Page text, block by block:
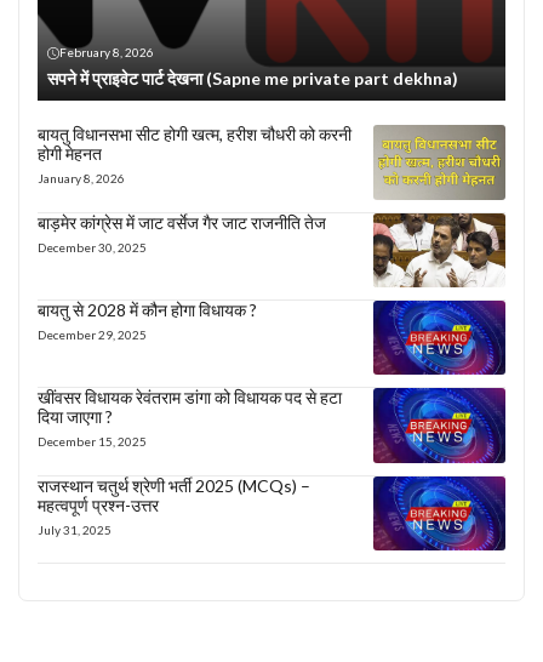
February 8, 2026
सपने में प्राइवेट पार्ट देखना (Sapne me private part dekhna)
बायतु विधानसभा सीट होगी खत्म, हरीश चौधरी को करनी
होगी मेहनत
January 8, 2026
बाड़मेर कांग्रेस में जाट वर्सेज गैर जाट राजनीति तेज
December 30, 2025
बायतु से 2028 में कौन होगा विधायक ?
December 29, 2025
खींवसर विधायक रेवंतराम डांगा को विधायक पद से हटा
दिया जाएगा ?
December 15, 2025
राजस्थान चतुर्थ श्रेणी भर्ती 2025 (MCQs) –
महत्वपूर्ण प्रश्न-उत्तर
July 31, 2025